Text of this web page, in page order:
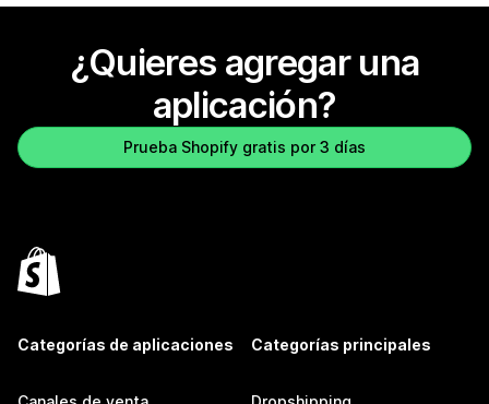
¿Quieres agregar una
aplicación?
Prueba Shopify gratis por 3 días
Categorías de aplicaciones Categorías principales